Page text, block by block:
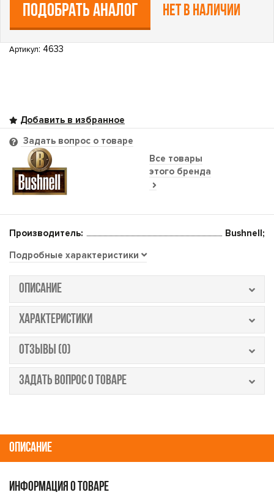
ПОДОБРАТЬ АНАЛОГ Нет в наличии
Артикул: 4633
Все товары
этого бренда
Задать вопрос о товаре
Производитель:
Bushnell;
Подробные характеристики
ОПИСАНИЕ
ХАРАКТЕРИСТИКИ
ОТЗЫВЫ (0)
ЗАДАТЬ ВОПРОС О ТОВАРЕ
ОПИСАНИЕ
ИНФОРМАЦИЯ О ТОВАРЕ